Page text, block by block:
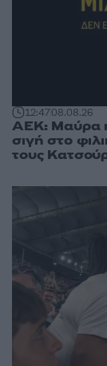
12:4708.08.26
ΑΕΚ: Μαύρα
σιγή στο
τους